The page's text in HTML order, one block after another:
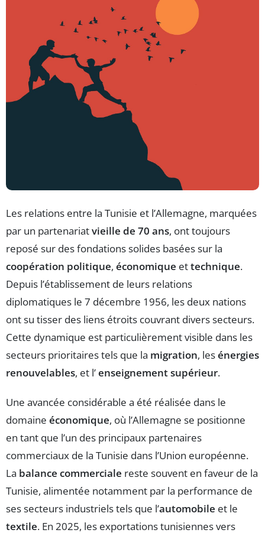
Les relations entre la Tunisie et l’Allemagne, marquées
par un partenariatvieille de 70 ans, ont toujours
reposé sur des fondations solides basées sur la
coopération politique, économique ettechnique.
Depuis l’établissement de leurs relations
diplomatiques le 7 décembre 1956, les deux nations
ont su tisser des liens étroits couvrant divers secteurs.
Cette dynamique est particulièrement visible dans les
secteurs prioritaires tels que la migration, lesénergies
renouvelables, et l’enseignement supérieur.
Une avancée considérable a été réalisée dans le
domaine économique, où l’Allemagne se positionne
en tant que l’un des principaux partenaires
commerciaux de la Tunisie dans l’Union européenne.
La balance commerciale reste souvent en faveur de la
Tunisie, alimentée notamment par la performance de
ses secteurs industriels tels que l’automobile et le
textile. En 2025, les exportations tunisiennes vers